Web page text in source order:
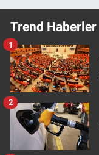
Trend Haberler
1
2